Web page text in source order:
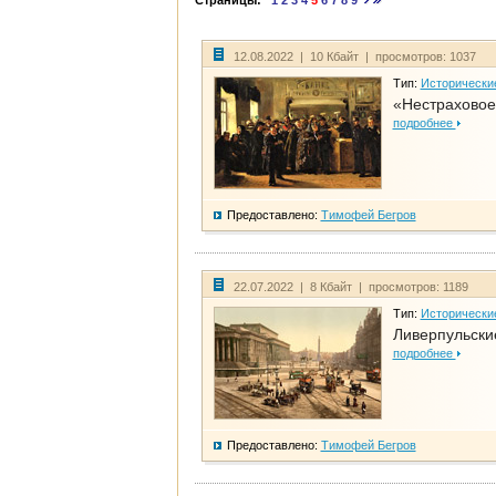
12.08.2022 | 10 Кбайт | просмотров: 1037
Тип:
подробнее
Предоставлено: Тимофей Бегров
22.07.2022 | 8 Кбайт | просмотров: 1189
Тип:
подробнее
Предоставлено: Тимофей Бегров